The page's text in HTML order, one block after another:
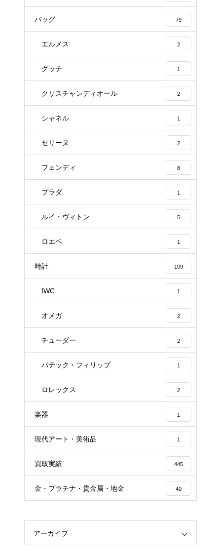
バッグ 79
エルメス 2
グッチ 1
クリスチャンディオール 2
シャネル 1
セリーヌ 2
フェンディ 8
プラダ 1
ルイ・ヴィトン 5
ロエベ 1
時計 109
IWC 1
オメガ 2
チューダー 2
パテック・フィリップ 1
ロレックス 2
楽器 1
現代アート・美術品 1
買取実績 445
金・プラチナ・貴金属・地金 40
アーカイブ